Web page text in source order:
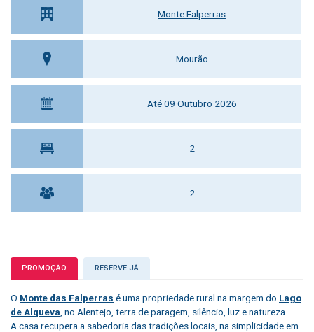
Monte Falperras
Mourão
Até 09 Outubro 2026
2
2
PROMOÇÃO RESERVE JÁ
O Monte das Falperras é uma propriedade rural na margem do Lago
de Alqueva , no Alentejo, terra de paragem, silêncio, luz e natureza.
A casa recupera a sabedoria das tradições locais, na simplicidade em